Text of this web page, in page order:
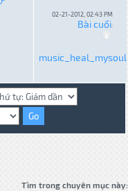
02-21-2012, 02:43 PM
Bài cuối:
music_heal_mysoul
Tìm trong chuyên mục này: